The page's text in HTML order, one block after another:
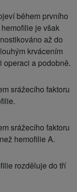
během prvního
je však
až do
krvácením
operaci a podobně.
srážecího faktoru
srážecího faktoru
hemofilie A.
rozděluje do tří